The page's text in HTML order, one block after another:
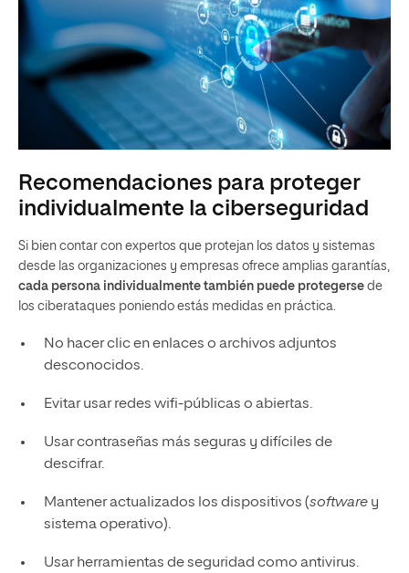
Recomendaciones para proteger
individualmente la ciberseguridad
‍Si bien contar con expertos que protejan los datos y sistemas
desde las organizaciones y empresas ofrece amplias garantías,
cada persona individualmente también puede protegerse de
los ciberataques poniendo estás medidas en práctica.
No hacer clic en enlaces o archivos adjuntos
desconocidos.
Evitar usar redes wifi-públicas o abiertas.
Usar contraseñas más seguras y difíciles de
descifrar.
Mantener actualizados los dispositivos (softwarey
sistema operativo).
Usar herramientas de seguridad como antivirus.